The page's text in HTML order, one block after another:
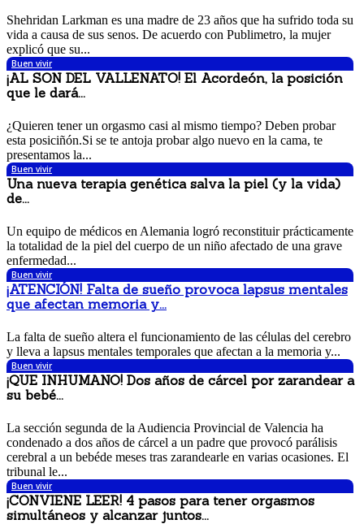
Shehridan Larkman es una madre de 23 años que ha sufrido toda su
vida a causa de sus senos. De acuerdo con Publimetro, la mujer
explicó que su...
Buen vivir
¡AL SON DEL VALLENATO! El Acordeón, la posición
que le dará...
¿Quieren tener un orgasmo casi al mismo tiempo? Deben probar
esta posiciñón.Si se te antoja probar algo nuevo en la cama, te
presentamos la...
Buen vivir
Una nueva terapia genética salva la piel (y la vida)
de...
Un equipo de médicos en Alemania logró reconstituir prácticamente
la totalidad de la piel del cuerpo de un niño afectado de una grave
enfermedad...
Buen vivir
¡ATENCIÓN! Falta de sueño provoca lapsus mentales
que afectan memoria y...
La falta de sueño altera el funcionamiento de las células del cerebro
y lleva a lapsus mentales temporales que afectan a la memoria y...
Buen vivir
¡QUE INHUMANO! Dos años de cárcel por zarandear a
su bebé...
La sección segunda de la Audiencia Provincial de Valencia ha
condenado a dos años de cárcel a un padre que provocó parálisis
cerebral a un bebéde meses tras zarandearle en varias ocasiones. El
tribunal le...
Buen vivir
¡CONVIENE LEER! 4 pasos para tener orgasmos
simultáneos y alcanzar juntos...